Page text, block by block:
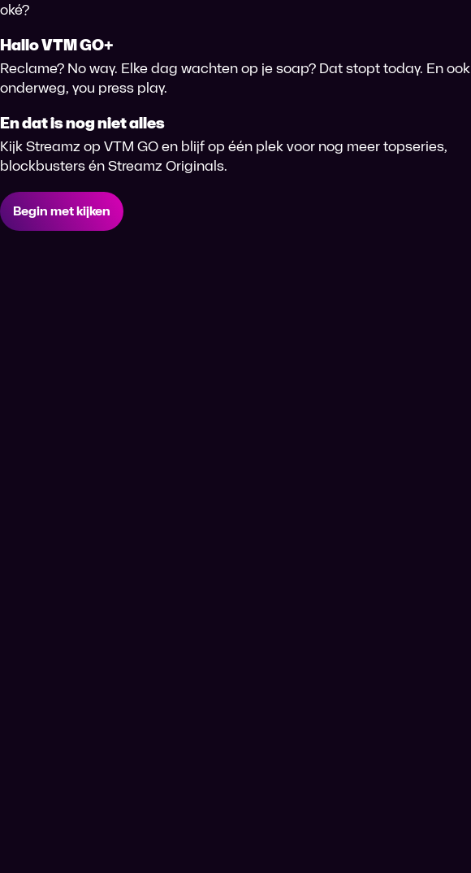
oké?
Hallo VTM GO+
Reclame? No way. Elke dag wachten op je soap? Dat stopt today. En ook
onderweg, you press play.
En dat is nog niet alles
Kijk Streamz op VTM GO en blijf op één plek voor nog meer topseries,
blockbusters én Streamz Originals.
Begin met kijken